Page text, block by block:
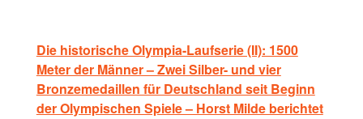
Die historische Olympia-Laufserie (II): 1500
Meter der Männer – Zwei Silber- und vier
Bronzemedaillen für Deutschland seit Beginn
der Olympischen Spiele – Horst Milde berichtet